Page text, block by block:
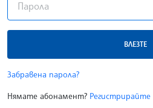
ВЛЕЗТЕ
Забравена парола?
Нямате абонамент? Регистрирайте